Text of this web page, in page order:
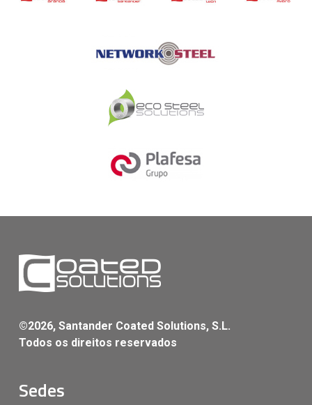
©2026, Santander Coated Solutions, S.L.
Todos os direitos reservados
Sedes